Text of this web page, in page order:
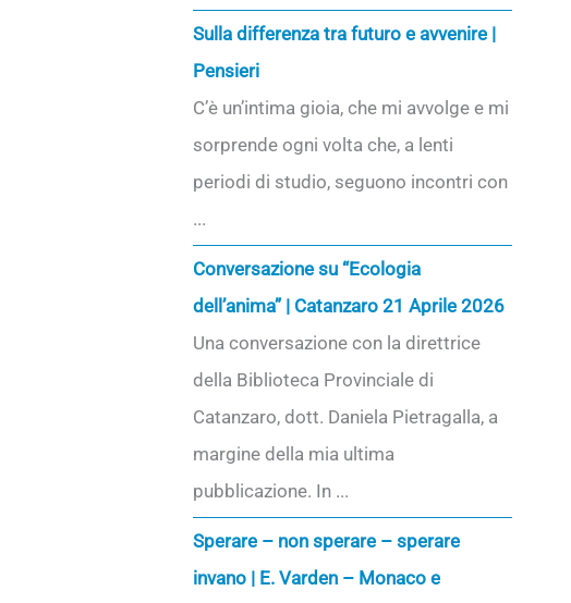
Sulla differenza tra futuro e avvenire |
Pensieri
C’è un’intima gioia, che mi avvolge e mi
sorprende ogni volta che, a lenti
periodi di studio, seguono incontri con
...
Conversazione su “Ecologia
dell’anima” | Catanzaro 21 Aprile 2026
Una conversazione con la direttrice
della Biblioteca Provinciale di
Catanzaro, dott. Daniela Pietragalla, a
margine della mia ultima
pubblicazione. In ...
Sperare – non sperare – sperare
invano | E. Varden – Monaco e